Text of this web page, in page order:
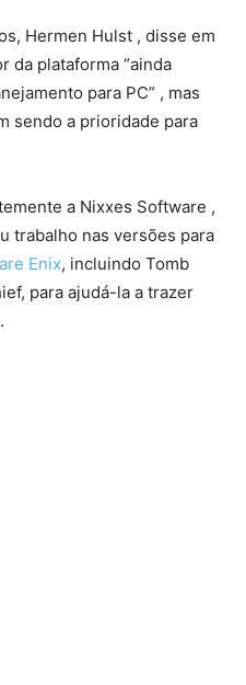
Hermen Hulst , disse em
da plataforma “ainda
para PC” , mas
sendo a prioridade para
a Nixxes Software ,
trabalho nas versões para
Enix, incluindo Tomb
para ajudá-la a trazer